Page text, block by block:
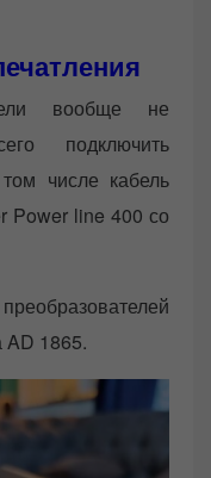
вообще не
подключить
числе кабель
Power line 400 со
1865.